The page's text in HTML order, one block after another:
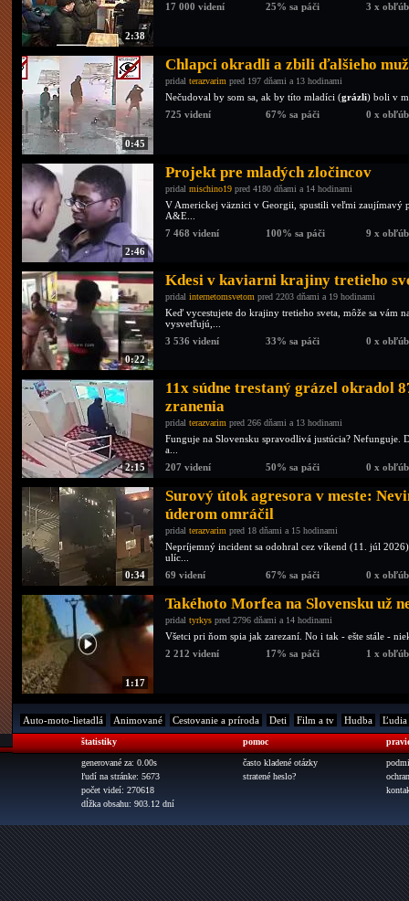
2:38
17 000 videní
25% sa páči 3 x
0:45
Chlapci okradli a zbili ďalšieho
pridal terazvarim pred 197 dňami a 13 hodinami
Nečudoval by som sa, ak by títo mladíci (grázli) boli v
725 videní
67% sa páči 0 x
2:46
Projekt pre mladých zločincov
pridal mischino19 pred 4180 dňami a 14 hodinami
V Americkej väznici v Georgii, spustili veľmi zaujímavý
A&E...
7 468 videní
100% sa páči 9 x
0:22
Kdesi v kaviarni krajiny tretieho
pridal internetomsvetom pred 2203 dňami a 19 hodinami
Keď vycestujete do krajiny tretieho sveta, môže sa vám
vysvetľujú,...
3 536 videní
33% sa páči 0 x
2:15
11x súdne trestaný grázel okradol
zranenia
pridal terazvarim pred 266 dňami a 13 hodinami
Funguje na Slovensku spravodlivá justúcia? Nefunguje.
a...
207 videní
50% sa páči 0 x
0:34
Surový útok agresora v meste:
úderom omráčil
pridal terazvarim pred 18 dňami a 15 hodinami
Nepríjemný incident sa odohral cez víkend (11. júl
ulíc...
69 videní
67% sa páči 0 x
1:17
Takéhoto Morfea na Slovensku už
pridal tyrkys pred 2796 dňami a 14 hodinami
Všetci pri ňom spia jak zarezaní. No i tak - ešte stále -
2 212 videní
17% sa páči 1 x
Auto-moto-lietadlá Animované Cestovanie a príroda Deti Film a tv Hudba Ľudia
štatistiky
generované za: 0.00s
ľudí na stránke: 5673
počet videí: 270618
dĺžka obsahu: 903.12 dní
pomoc
často kladené otázky
stratené heslo?